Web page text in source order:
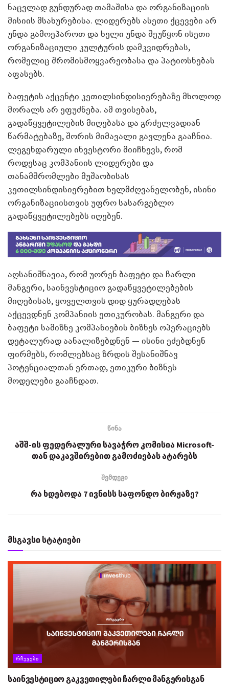
ნაცვლად გუნდურად თამაშისა და ორგანიზაციის
მისიის მსახურებისა. ლიდერებს ასეთი ქცევები არ
უნდა გამოეპაროთ და ხელი უნდა შეუწყონ ისეთი
ორგანიზაციული კულტურის დამკვიდრებას,
რომელიც შრომისმოყვარეობასა და პატიოსნებას
აფასებს.
ბაფეტის აქცენტი კეთილსინდისიერებაზე მხოლოდ
მორალს არ ეფუძნება. ამ თვისებას,
გადაწყვეტილების მიღებასა და გრძელვადიან
წარმატებაზე, შორის მიმავალი გავლენა გააჩნია.
ლეგენდარული ინვესტორი მიიჩნევს, რომ
როდესაც კომპანიის ლიდერები და
თანამშრომლები მუშაობისას
კეთილსინდისიერებით ხელმძღვანელობენ, ისინი
ორგანიზაციისთვის უფრო სასარგებლო
გადაწყვეტილებებს იღებენ.
აღსანიშნავია, რომ უორენ ბაფეტი და ჩარლი
მანგერი, საინვესტიციო გადაწყვეტილებების
მიღებისას, ყოველთვის დიდ ყურადღებას
აქცევდნენ კომპანიის ეთიკურობას. მანგერი და
ბაფეტი სამიზნე კომპანიების ბიზნეს ოპერაციებს
დეტალურად აანალიზებდნენ — ისინი ეძებდნენ
ფირმებს, რომლებსაც ზრდის შესანიშნავ
პოტენციალთან ერთად, ეთიკური ბიზნეს
მოდელები გააჩნდათ.
წინა
აშშ-ის ფედერალური სავაჭრო კომისია Microsoft-
თან დაკავშირებით გამოძიებას ატარებს
შემდეგი
რა ხდებოდა 7 ივნისს საფონდო ბირჟაზე?
მსგავსი სტატიები
ᲠᲩᲔᲕᲔᲑᲘ
საინვესტიციო გაკვეთილები ჩარლი მანგერისგან